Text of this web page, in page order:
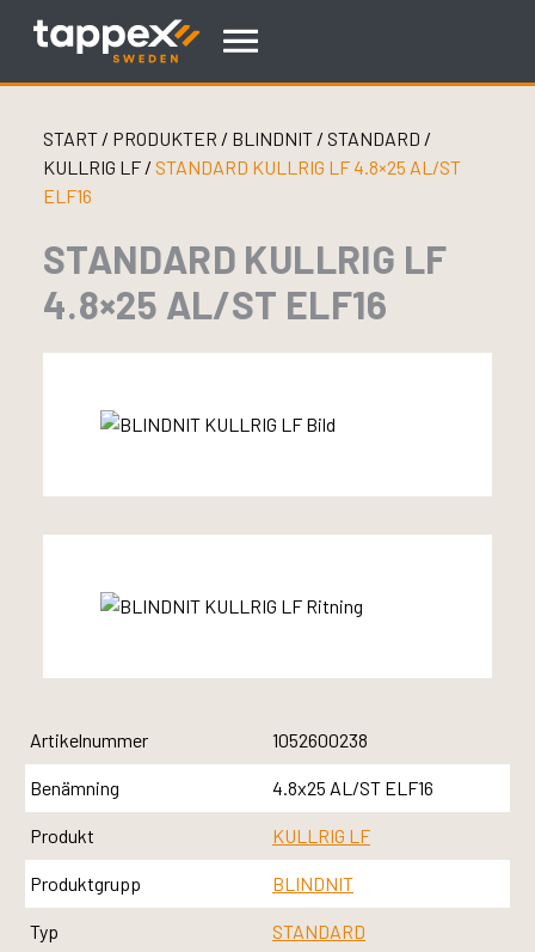
START/ PRODUKTER / BLINDNIT / STANDARD /
KULLRIG LF / STANDARD KULLRIG LF 4.8×25 AL/ST
ELF16
STANDARD KULLRIG LF
4.8×25 AL/ST ELF16
Artikelnummer 1052600238
Benämning 4.8x25 AL/ST ELF16
Produkt KULLRIG LF
Produktgrupp BLINDNIT
Typ STANDARD